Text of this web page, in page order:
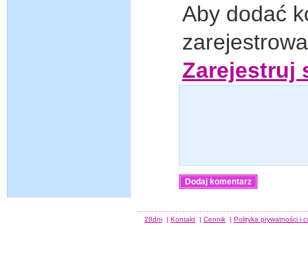
Aby dodać
Zarejestruj
28dni | Kontakt | Cennik | Polityka prywatności i